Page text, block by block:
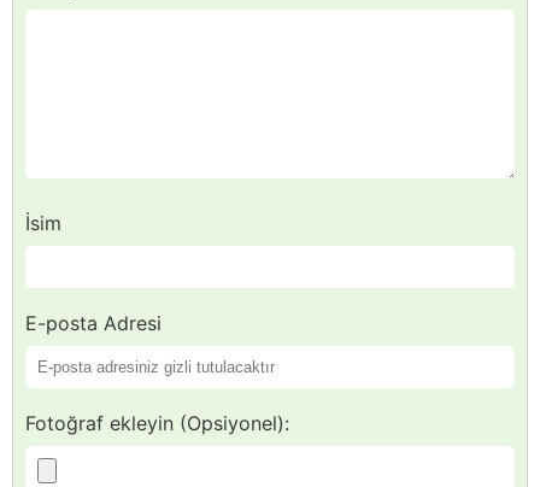
İsim
E-posta Adresi
Fotoğraf ekleyin (Opsiyonel):